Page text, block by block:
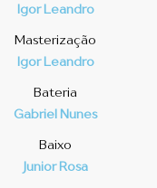
Igor Leandro
Masterização
Igor Leandro
Bateria
Gabriel Nunes
Baixo
Junior Rosa